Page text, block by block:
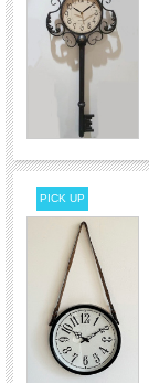
PICK UP